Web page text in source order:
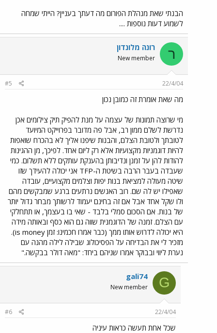
הבנתי שאת מנהלת הפורום מה דעתך בעניין? הייתי שמחה
לשמוע דעות נוספות ....
ר רונה מלונדון
New member
22/4/04
#5
מה שאת אומרת זה כמובן נכון
מי שרוצה תמונות של עצמה על מנת להפיק תיק צילומים אכן
נדרשת לשלם ממון רב, אבל פה מדובר בפרוייקט המיועד
לטובתך ולטובת הצלם, והבנות שיפנו אליך לא בהכרח שואפות
להיות דוגמניות מקצועיות אלא רק ליום אחד. לפיכך, מן ההגינות
להודות להן על זמנן ונדיבותן בהענקת עותקים ללא תשלום. כמי
שעבדה בעבר הרבה בשיטת ה-TFP אני יכולה להעידך שזו
שיטה מעולה למציאת בנות יפות וצלמים מקצועיים, עובדה
שאפילו יש לה שם. רוב האנשים נרתעים ברגע שמבקשים מהם
ולו שקל אחד אבל אם זה בחינם יעמוד לרשותך מבחר גדול יותר
של בנות. אם הסכום סמלי בלבד - שאי בו בעצמך, או תתחלקי
עם הצלם. זמנה של הדוגמנית שווה גם הוא כסף ובאותה מידה
היא יכולה לדרוש אותו ממך (כבר אמרו חכמינו: זמן is money).
מזכיר לי את הבדיחה על הפסיכולוג שבילה לילה מהנה עם
נערת ליווי ובבוקר אמרו שניהם ביחד: "מאה דולר בבקשה."
G
gali74
New member
22/4/04
#6
שכל אחת תעשה כראות עיניה